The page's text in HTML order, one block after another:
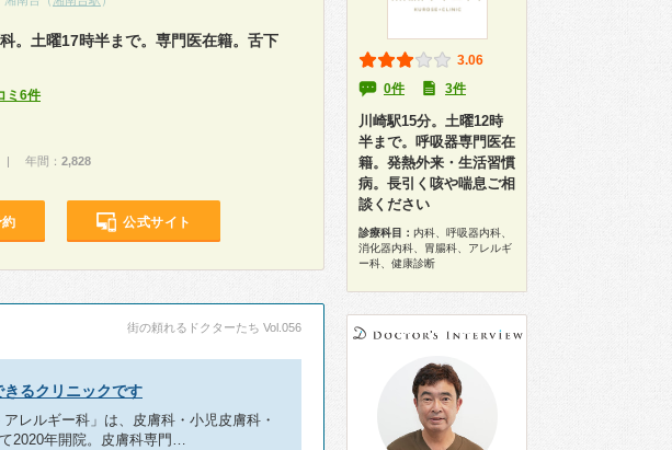
。土曜17時半まで。専門医在籍。舌下
ミ6件
年間： 2,828
公式サイト
街の頼れるドクターたち Vol.056
きるクリニックです
レルギー科」は、皮膚科・小児皮膚科・
2020年開院。皮膚科専門…
3.06
0件
3件
川崎駅15分。土曜12時
半まで。呼吸器専門医在
籍。発熱外来・生活習慣
病。長引く咳や喘息ご相
談ください
診療科目： 内科、呼吸器内科、
消化器内科、胃腸科、アレルギ
ー科、健康診断